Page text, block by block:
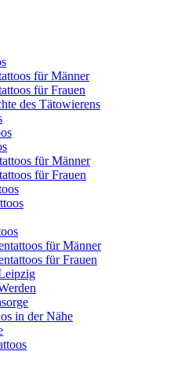
für Männer
für Frauen
des Tätowierens
für Männer
für Frauen
für Männer
für Frauen
in der Nähe